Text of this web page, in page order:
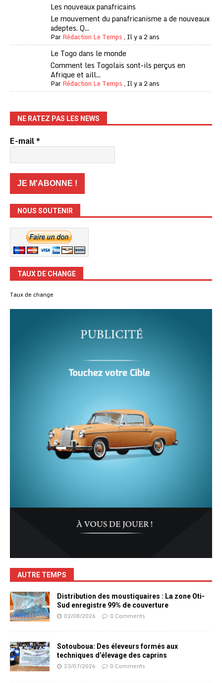
Les nouveaux panafricains
Le mouvement du panafricanisme a de nouveaux
adeptes. Q...
ParRédaction Le Temps, Il y a 2 ans
Le Togo dans le monde
Comment les Togolais sont-ils perçus en
Afrique et aill...
ParRédaction Le Temps, Il y a 2 ans
NE RATEZ PAS LES NEWS
E-mail*
NOUS SOUTENIR
TAUX DE CHANGE
Taux de change
AUTRE TEMPS
Distribution des moustiquaires : La zone Oti-
Sud enregistre 99% de couverture
02/08/2026 0 Comments
Sotouboua: Des éleveurs formés aux
techniques d’élevage des caprins
23/07/2026 0 Comments